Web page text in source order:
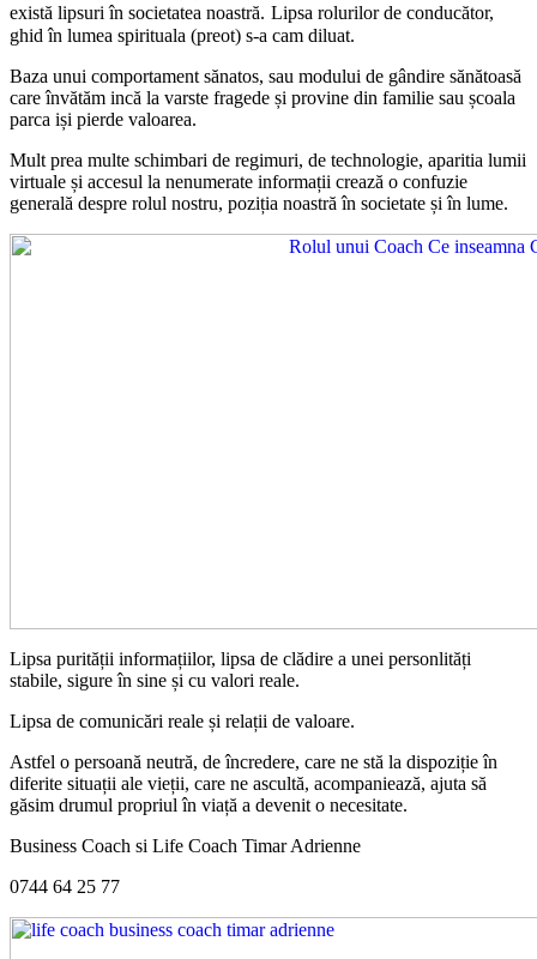
există lipsuri în societatea noastră. Lipsa rolurilor de conducător,
ghid în lumea spirituala (preot) s-a cam diluat.
Baza unui comportament sănatos, sau modului de gândire sănătoasă
careînvătăm incă la varste fragede și provine din familie sau școala
parca iși pierde valoarea.
Mult prea multe schimbari de regimuri, de technologie, aparitia lumii
virtuale și accesul la nenumerate informații crează o confuzie
generală despre rolul nostru, poziția noastră în societate și în lume.
Lipsa purității informațiilor, lipsa de clădire a unei personlități
stabile, sigure în sine și cu valori reale.
Lipsa de comunicări reale și relații de valoare.
Astfel o persoană neutră, de încredere, care ne stă la dispoziție în
diferite situații ale vieții, care ne ascultă, acompaniează, ajuta să
găsim drumul propriul în viață a devenit o necesitate.
Business Coach si Life Coach Timar Adrienne
0744 64 25 77